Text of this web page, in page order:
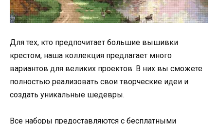
Для тех, кто предпочитает большие вышивки
крестом, наша коллекция предлагает много
вариантов для великих проектов. В них вы сможете
полностью реализовать свои творческие идеи и
создать уникальные шедевры.
Все наборы предоставляются с бесплатными